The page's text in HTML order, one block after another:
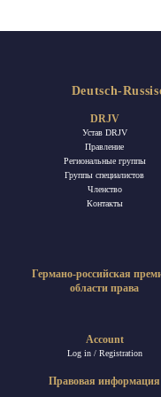
Deutsch-
DRJV
Устав DRJV
Правление
Региональные группы
Группы специалистов
Членство
Контакты
Германо-российская
области права
Account
Log in / Registration
Правовая информация